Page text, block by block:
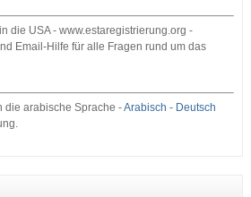
die USA - www.estaregistrierung.org -
Email-Hilfe für alle Fragen rund um das
die arabische Sprache -Arabisch - Deutsch